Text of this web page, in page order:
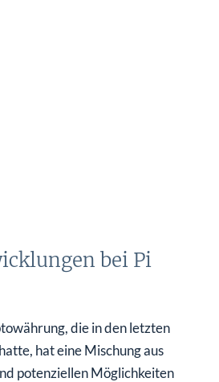
bei Pi
die in den letzten
hat eine Mischung aus
potenziellen Möglichkeiten